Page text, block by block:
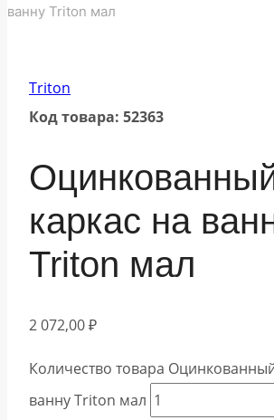
ванну Triton мал
Triton
Код товара: 52363
каркас на
Triton мал
2 072,00₽
Количество товара
ванну Triton мал